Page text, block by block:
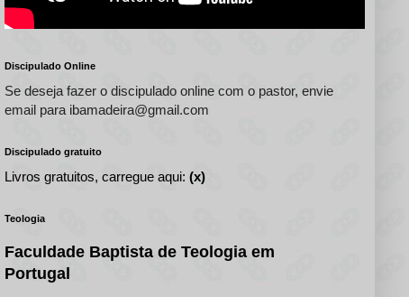
Discipulado Online
Se deseja fazer o discipulado online com o pastor, envie
email para ibamadeira@gmail.com
Discipulado gratuito
Livros gratuitos, carregue aqui: (x)
Teologia
Faculdade Baptista de Teologia em
Portugal